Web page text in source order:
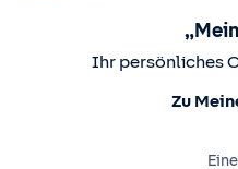
Ihr persönliches
Zu